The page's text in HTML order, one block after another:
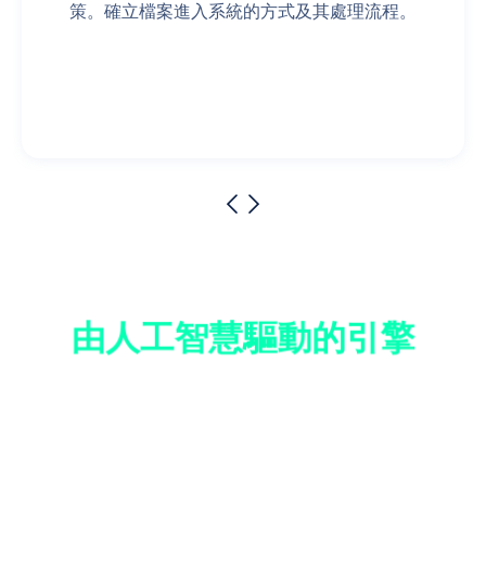
策。確立檔案進入系統的方式及其處理流程。
由人工智慧驅動的引擎